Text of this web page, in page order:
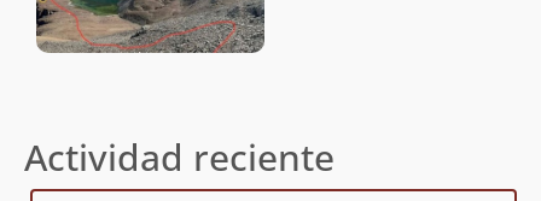
Actividad reciente